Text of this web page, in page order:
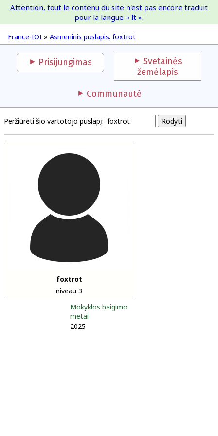
France-IOI
France-IOI » Asmeninis puslapis: foxtrot
Attention, tout le contenu du site n'est pas encore traduit
pour la langue « lt ».
Prisijungimas
Svetainės
žemėlapis
Communauté
Peržiūrėti šio vartotojo puslapį:
foxtrot
niveau 3
Mokyklos baigimo
metai
2025